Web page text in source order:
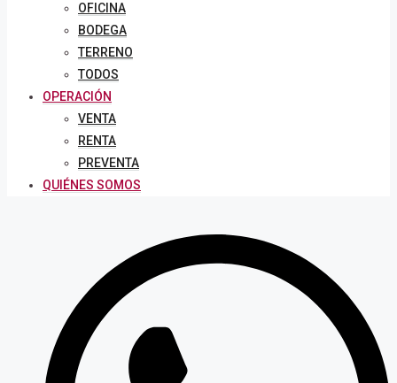
OFICINA
BODEGA
TERRENO
TODOS
OPERACIÓN
VENTA
RENTA
PREVENTA
QUIÉNES SOMOS